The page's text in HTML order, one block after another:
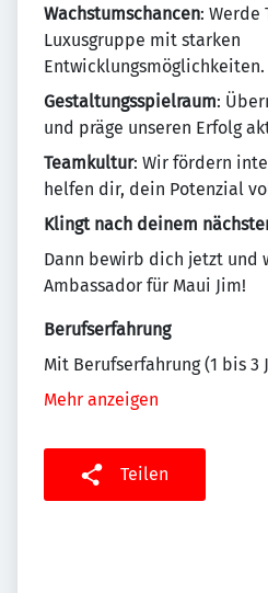
Wachstumschancen: Werde
Luxusgruppe mit starken
Entwicklungsmöglichkeiten.
Gestaltungsspielraum:
und präge unseren Erfolg
Teamkultur: Wir fördern
helfen dir, dein Potenzial
Klingt nach deinem
Dann bewirb dich jetzt und
Ambassador für Maui Jim!
Berufserfahrung
Mit Berufserfahrung (1 bis 3
Mehr anzeigen
Teilen